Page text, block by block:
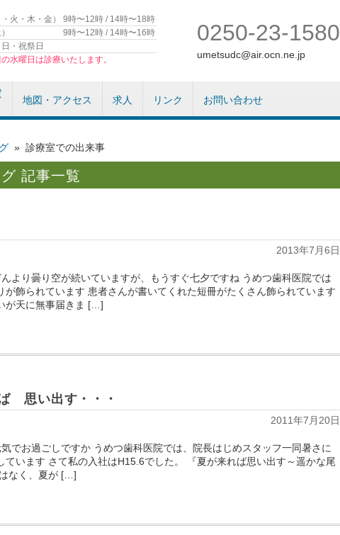
・火・木・金）
9時〜12時 / 14時〜18時
9時〜12時 / 14時〜16時
・祝祭日
水曜日は診療いたします。
0250-23-1580
umetsudc@air.ocn.ne.jp
地図・アクセス 求人 リンク お問い合わせ
» 診療室での出来事
記事一覧
2013年7月6日
より曇り空が続いていますが、もうすぐ七夕ですね うめつ歯科医院では
が飾られています 患者さんが書いてくれた短冊がたくさん飾られています
が天に無事届きま […]
思い出す・・・
2011年7月20日
でお過ごしですか うめつ歯科医院では、院長はじめスタッフ一同暑さに
ています さて私の入社はH15.6でした。 『夏が来れば思い出す～遥かな尾
なく、夏が […]